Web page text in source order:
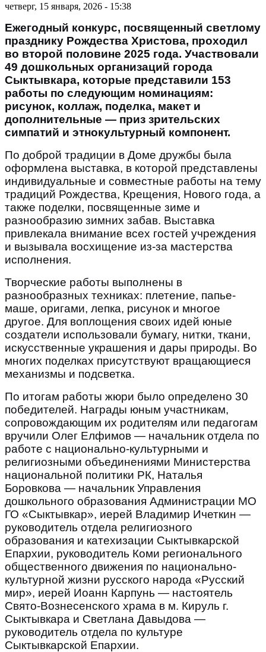
четверг, 15 января, 2026 - 15:38
Ежегодный конкурс, посвященный светлому
празднику Рождества Христова, проходил
во второй половине 2025 года. Участвовали
49 дошкольных организаций города
Сыктывкара, которые представили 153
работы по следующим номинациям:
рисунок, коллаж, поделка, макет и
дополнительные ― приз зрительских
симпатий и этнокультурный компонент.
По доброй традиции в Доме дружбы была
оформлена выставка, в которой представлены
индивидуальные и совместные работы на тему
традиций Рождества, Крещения, Нового года, а
также поделки, посвященные зиме и
разнообразию зимних забав. Выставка
привлекала внимание всех гостей учреждения
и вызывала восхищение из-за мастерства
исполнения.
Творческие работы выполнены в
разнообразных техниках: плетение, папье-
маше, оригами, лепка, рисунок и многое
другое. Для воплощения своих идей юные
создатели использовали бумагу, нитки, ткани,
искусственные украшения и дары природы. Во
многих поделках присутствуют вращающиеся
механизмы и подсветка.
По итогам работы жюри было определено 30
победителей. Награды юным участникам,
сопровождающим их родителям или педагогам
вручили Олег Елфимов ― начальник отдела по
работе с национально-культурными и
религиозными объединениями Министерства
национальной политики РК, Наталья
Боровкова ― начальник Управления
дошкольного образования Администрации МО
ГО «Сыктывкар», иерей Владимир Ичеткин ―
руководитель отдела религиозного
образования и катехизации Сыктывкарской
Епархии, руководитель Коми регионального
общественного движения по национально-
культурной жизни русского народа «Русский
мир», иерей Иоанн Карпунь ― настоятель
Свято-Вознесенского храма в м. Кируль г.
Сыктывкара и Светлана Давыдова ―
руководитель отдела по культуре
Сыктывкарской Епархии.